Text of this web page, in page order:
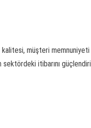
kalitesi, müşteri
sektördeki itibarını